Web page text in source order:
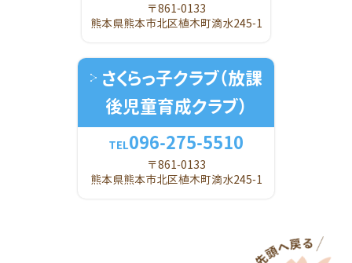
〒861-0133
熊本県熊本市北区植木町滴水245-1
さくらっ子クラブ（放課
後児童育成クラブ）
TEL096-275-5510
〒861-0133
熊本県熊本市北区植木町滴水245-1